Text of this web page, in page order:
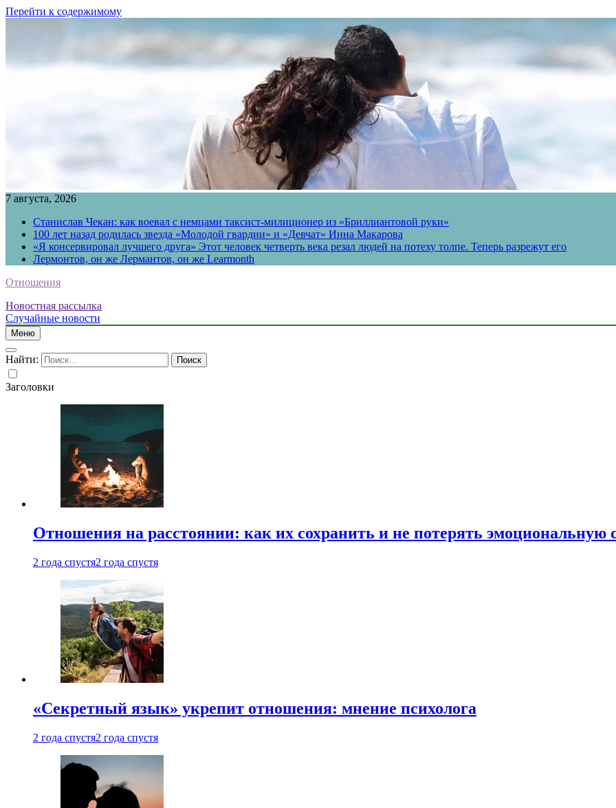
Перейти к содержимому
7 августа, 2026
Станислав Чекан: как воевал с немцами таксист-милиционер из «Бриллиантовой руки»
100 лет назад родилась звезда «Молодой гвардии» и «Девчат» Инна Макарова
«Я консервировал лучшего друга» Этот человек четверть века резал людей на потеху толпе. Теперь разрежут его
Лермонтов, он же Лермантов, он же Learmonth
Отношения
Новостная рассылка
Случайные новости
Меню
Найти:
Заголовки
Отношения на расстоянии: как их сохранить и не потерять
2 года спустя2 года спустя
«Секретный язык» укрепит отношения: мнение психолога
2 года спустя2 года спустя